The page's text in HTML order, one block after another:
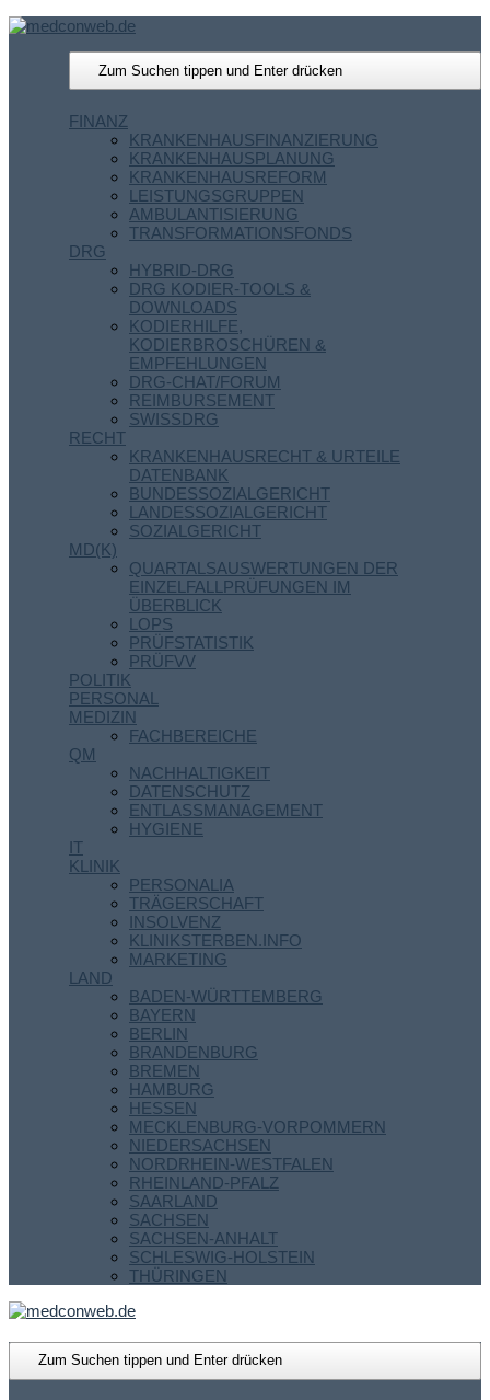
FINANZ
KRANKENHAUSFINANZIERUNG
KRANKENHAUSPLANUNG
KRANKENHAUSREFORM
LEISTUNGSGRUPPEN
AMBULANTISIERUNG
TRANSFORMATIONSFONDS
DRG
HYBRID-DRG
DRG KODIER-TOOLS &
DOWNLOADS
KODIERHILFE,
KODIERBROSCHÜREN &
EMPFEHLUNGEN
DRG-CHAT/FORUM
REIMBURSEMENT
SWISSDRG
RECHT
KRANKENHAUSRECHT & URTEILE
DATENBANK
BUNDESSOZIALGERICHT
LANDESSOZIALGERICHT
SOZIALGERICHT
MD(K)
QUARTALSAUSWERTUNGEN DER
EINZELFALLPRÜFUNGEN IM
ÜBERBLICK
LOPS
PRÜFSTATISTIK
PRÜFVV
POLITIK
PERSONAL
MEDIZIN
FACHBEREICHE
QM
NACHHALTIGKEIT
DATENSCHUTZ
ENTLASSMANAGEMENT
HYGIENE
IT
KLINIK
PERSONALIA
TRÄGERSCHAFT
INSOLVENZ
KLINIKSTERBEN.INFO
MARKETING
LAND
BADEN-WÜRTTEMBERG
BAYERN
BERLIN
BRANDENBURG
BREMEN
HAMBURG
HESSEN
MECKLENBURG-VORPOMMERN
NIEDERSACHSEN
NORDRHEIN-WESTFALEN
RHEINLAND-PFALZ
SAARLAND
SACHSEN
SACHSEN-ANHALT
SCHLESWIG-HOLSTEIN
THÜRINGEN